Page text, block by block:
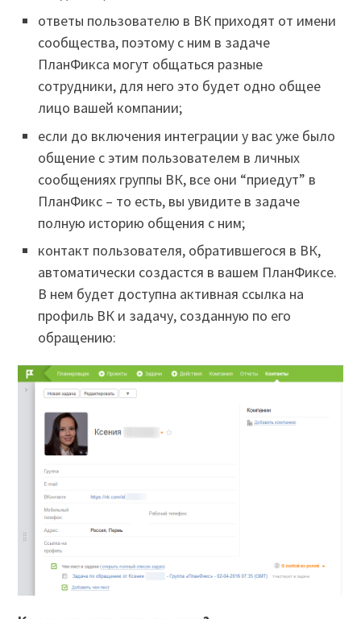
ответы пользователю в ВК приходят от имени
сообщества, поэтому с ним в задаче
ПланФикса могут общаться разные
сотрудники, для него это будет одно общее
лицо вашей компании;
если до включения интеграции у вас уже было
общение с этим пользователем в личных
сообщениях группы ВК, все они “приедут” в
ПланФикс – то есть, вы увидите в задаче
полную историю общения с ним;
контакт пользователя, обратившегося в ВК,
автоматически создастся в вашем ПланФиксе.
В нем будет доступна активная ссылка на
профиль ВК и задачу, созданную по его
обращению: